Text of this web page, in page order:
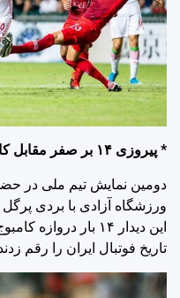
* پیروزی ۱۴ بر صفر مقابل کامبوج با حضور مردان و زنان
ورزشگاه آزادی با بردی
این دیدار ۱۴ بار
تاریخ فوتبال ایران را رقم